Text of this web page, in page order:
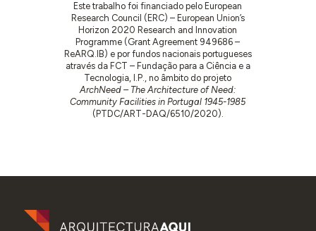
Este trabalho foi financiado pelo European
Research Council (ERC) – European Union’s
Horizon 2020 Research and Innovation
Programme (Grant Agreement 949686 –
ReARQ.IB) e por fundos nacionais portugueses
através da FCT – Fundação para a Ciência e a
Tecnologia, I.P., no âmbito do projeto
ArchNeed – The Architecture of Need:
Community Facilities in Portugal 1945-1985
(PTDC/ART-DAQ/6510/2020).